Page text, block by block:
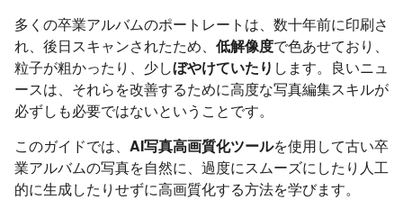
多くの卒業アルバムのポートレートは、数十年前に印刷さ
れ、後日スキャンされたため、 低解像度で色あせており、
粒子が粗かったり、少しぼやけていたり します。良いニュ
ースは、それらを改善するために高度な写真編集スキルが
必ずしも必要ではないということです。
このガイドでは、 AI写真高画質化ツールを使用して古い卒
業アルバムの写真を自然に、過度にスムーズにしたり人工
的に生成したりせずに高画質化する方法を学びます。